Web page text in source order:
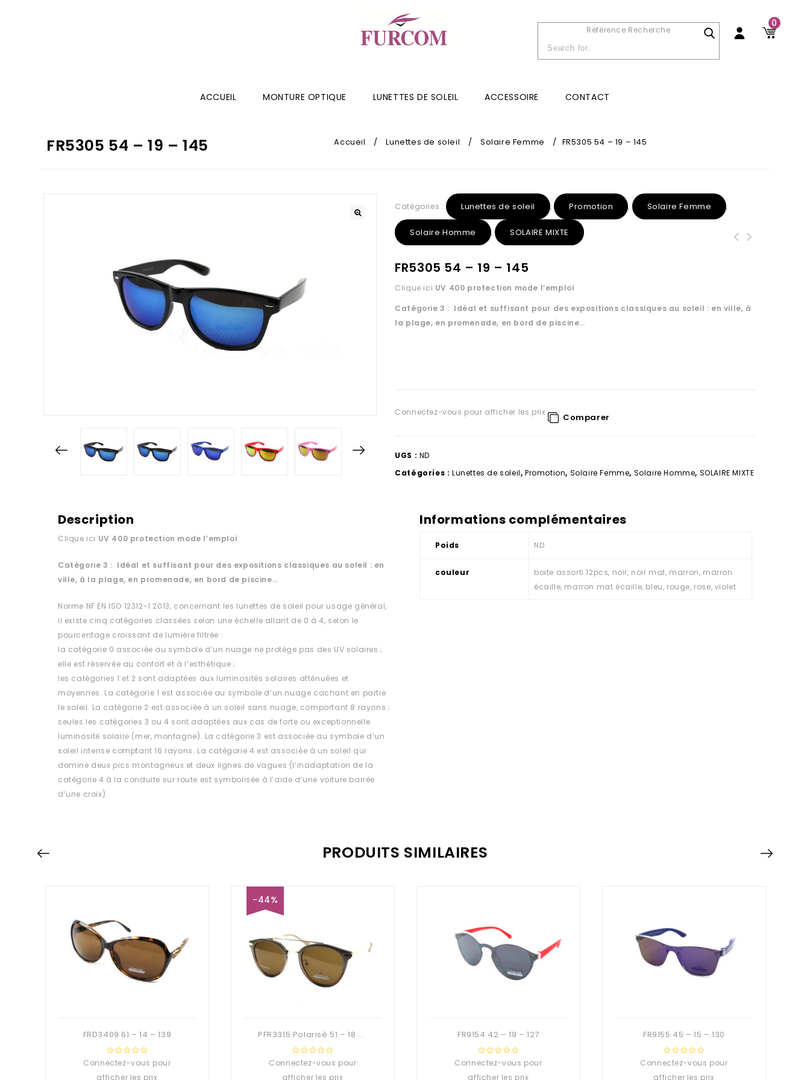
0
Référence Recherche
ACCUEIL MONTURE OPTIQUE LUNETTES DE SOLEIL ACCESSOIRE CONTACT
FR5305 54 – 19 – 145 Accueil / Lunettes de soleil / Solaire Femme / FR5305 54 – 19 – 145
Catégories : Lunettes de soleil , Promotion , Solaire Femme ,
Solaire Homme , SOLAIRE MIXTE
FR5305 54 – 19 – 145
Clique ici UV 400 protection mode l’emploi
Catégorie 3 : Idéal et suffisant pour des expositions classiques au soleil : en ville, à
la plage, en promenade, en bord de piscine…
Connectez-vous pour afficher les prix Comparer
UGS : ND
Catégories : Lunettes de soleil,Promotion, Solaire Femme, Solaire Homme, SOLAIRE MIXTE
Description
Clique ici UV 400 protection mode l’emploi
Catégorie 3 : Idéal et suffisant pour des expositions classiques au soleil : en
ville, à la plage, en promenade, en bord de piscine…
Norme NF EN ISO 12312-1 2013, concernant les lunettes de soleil pour usage général,
il existe cinq catégories classées selon une échelle allant de 0 à 4, selon le
pourcentage croissant de lumière filtrée :
la catégorie 0 associée au symbole d’un nuage ne protège pas des UV solaires ;
elle est réservée au confort et à l’esthétique ;
les catégories 1 et 2 sont adaptées aux luminosités solaires atténuées et
moyennes. La catégorie 1 est associée au symbole d’un nuage cachant en partie
le soleil. La catégorie 2 est associée à un soleil sans nuage, comportant 8 rayons ;
seules les catégories 3 ou 4 sont adaptées aux cas de forte ou exceptionnelle
luminosité solaire (mer, montagne). La catégorie 3 est associée au symbole d’un
soleil intense comptant 16 rayons. La catégorie 4 est associée à un soleil qui
domine deux pics montagneux et deux lignes de vagues (l’inadaptation de la
catégorie 4 à la conduite sur route est symbolisée à l’aide d’une voiture barrée
d’une croix).
Informations complémentaires
Poids ND
couleur
boite assorti 12pcs, noir, noir mat, marron, marron
écaille, marron mat écaille, bleu, rouge, rose, violet
PRODUITS SIMILAIRES
FRD3409 61 – 14 – 139
0
Connectez-vous pour
afficher les prix
-44%
PFR3315 Polarisé 51 – 18 – 142
0
Connectez-vous pour
afficher les prix
FR9154 42 – 19 – 127
0
Connectez-vous pour
afficher les prix
FR9155 45 – 15 – 130
0
Connectez-vous pour
afficher les prix